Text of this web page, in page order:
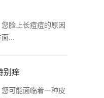
脸上长痘痘的原因
...
别痒
可能面临着一种皮